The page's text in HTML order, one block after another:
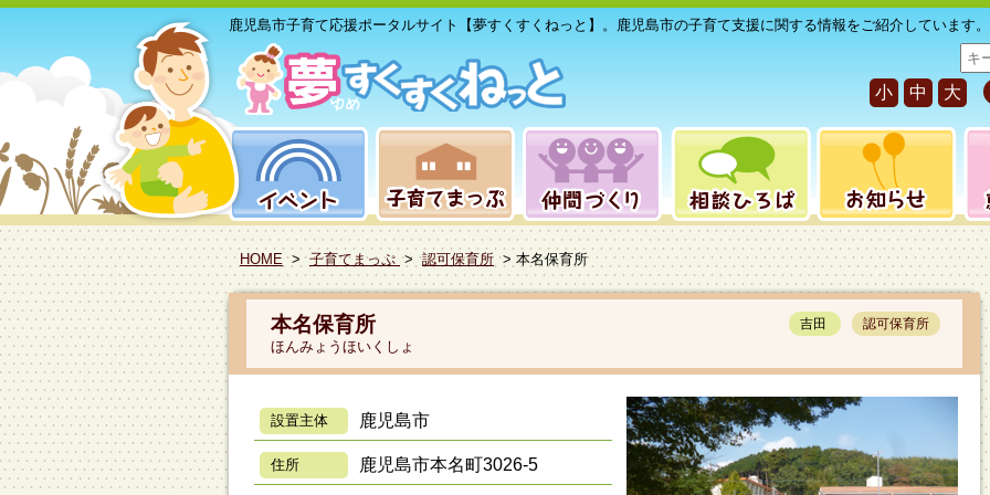
鹿児島市子育て応援ポータルサイト【夢すくすくねっと】。鹿児島市の子育て支援に関する情報をご紹介しています。
サ
イ
ト
内
小 中 大
HOME > 子育てまっぷ >認可保育所 > 本名保育所
本名保育所
ほんみょうほいくしょ
吉田 認可保育所
設置主体 鹿児島市
住所 鹿児島市本名町3026-5